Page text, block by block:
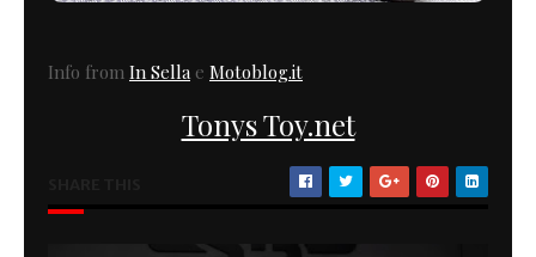
Info from In Sellae Motoblog.it
Tonys Toy.net